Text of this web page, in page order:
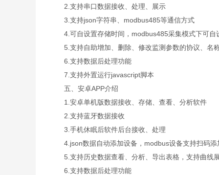
2.支持串口数据接收、处理、展示
3.支持json字符串、modbus485等通信方式
4.可自设置存储时间，modbus485采集模式下可自
5.支持自助增加、删除、修改监测参数的协议、名
6.支持数据后处理功能
7.支持外置运行javascript脚本
五、安卓APP介绍
1.安卓单机版数据接收、存储、查看、分析软件
2.支持蓝牙数据接收
3.手机休眠后软件后台接收、处理
4.json数据自动添加设备，modbus设备支持扫码添
5.支持历史数据查看、分析、导出表格，支持曲线
6.支持数据后处理功能